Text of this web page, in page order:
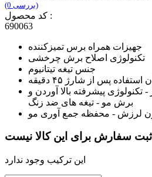
(0 بررسی)
کد محصول :
690063
جهیزات همراه برس تمیزکننده
تکنولوژی اصلاح برش چرخشی
جنس تیغه تیتانیوم
پس از شارژ ۴۵ دقیقه
پیشرفته بالا آوردن و
برش مو - تیغه های ضد زنگ
لرزش - محفظه جمع آوری مو
ثبت سفارش برای این کالا نیست
این ترکیب وجود ندارد